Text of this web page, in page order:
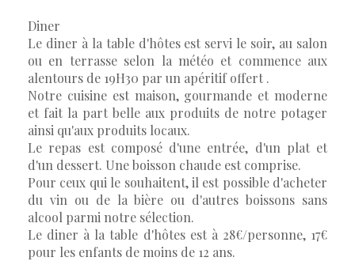
Diner
Le diner à la table d'hôtes est servi le soir, au salon
ou en terrasse selon la météo et commence aux
alentours de 19H30 par un apéritif offert .
Notre cuisine est maison, gourmande et moderne
et fait la part belle aux produits de notre potager
ainsi qu'aux produits locaux.
Le repas est composé d'une entrée, d'un plat et
d'un dessert. Une boisson chaude est comprise.
Pour ceux qui le souhaitent, il est possible d'acheter
du vin ou de la bière ou d'autres boissons sans
alcool parmi notre sélection.
Le diner à la table d'hôtes est à 28€/personne, 17€
pour les enfants de moins de 12 ans.